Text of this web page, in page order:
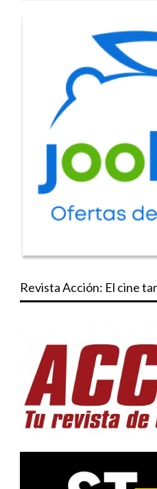
Revista Acción: El cine